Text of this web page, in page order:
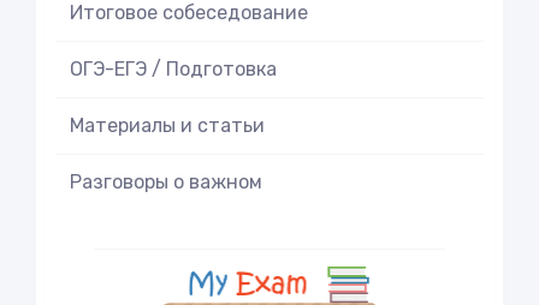
Итоговое cобеседование
ОГЭ-ЕГЭ / Подготовка
Материалы и статьи
Разговоры о важном